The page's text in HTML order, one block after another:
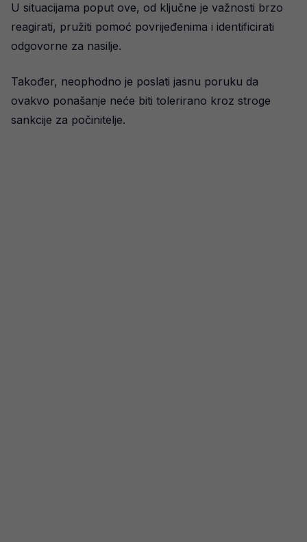
U situacijama poput ove, od ključne je važnosti brzo
reagirati, pružiti pomoć povrijeđenima i identificirati
odgovorne za nasilje.
Također, neophodno je poslati jasnu poruku da
ovakvo ponašanje neće biti tolerirano kroz stroge
sankcije za počinitelje.